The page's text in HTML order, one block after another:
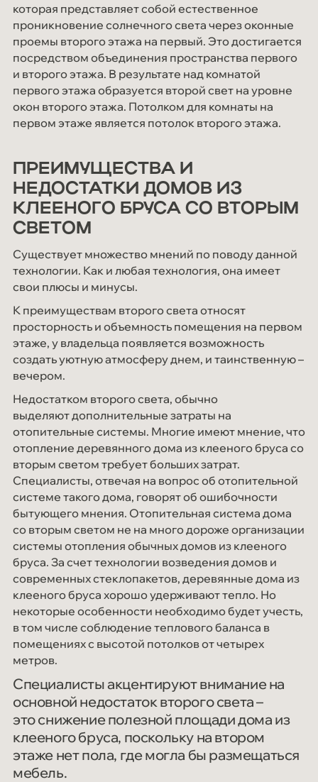
которая представляет собой естественное
проникновение солнечного света через оконные
проемы второго этажа на первый. Это достигается
посредством объединения пространства первого
и второго этажа. В результате над комнатой
первого этажа образуется второй свет на уровне
окон второго этажа. Потолком для комнаты на
первом этаже является потолок второго этажа.
ПРЕИМУЩЕСТВА И
НЕДОСТАТКИ ДОМОВ ИЗ
КЛЕЕНОГО БРУСА СО ВТОРЫМ
СВЕТОМ
Существует множество мнений по поводу данной
технологии. Как и любая технология, она имеет
свои плюсы и минусы.
К преимуществам второго света относят
просторность и объемность помещения на первом
этаже, у владельца появляется возможность
создать уютную атмосферу днем, и таинственную –
вечером.
Недостатком второго света, обычно
выделяют дополнительные затраты на
отопительные системы. Многие имеют мнение, что
отопление деревянного дома из клееного бруса со
вторым светом требует больших затрат.
Специалисты, отвечая на вопрос об отопительной
системе такого дома, говорят об ошибочности
бытующего мнения. Отопительная система дома
со вторым светом не на много дороже организации
системы отопления обычных домов из клееного
бруса. За счет технологии возведения домов и
современных стеклопакетов, деревянные дома из
клееного бруса хорошо удерживают тепло. Но
некоторые особенности необходимо будет учесть,
в том числе соблюдение теплового баланса в
помещениях с высотой потолков от четырех
метров.
Специалисты акцентируют внимание на
основной недостаток второго света –
это снижение полезной площади дома из
клееного бруса, поскольку на втором
этаже нет пола, где могла бы размещаться
мебель.